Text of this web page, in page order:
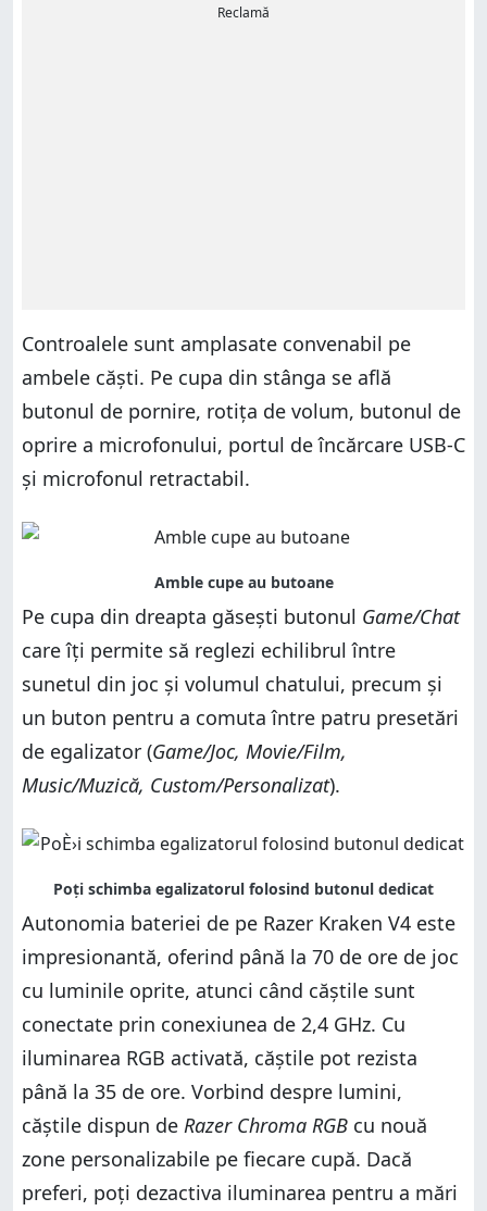
Reclamă
Controalele sunt amplasate convenabil pe
ambele căști. Pe cupa din stânga se află
butonul de pornire, rotița de volum, butonul de
oprire a microfonului, portul de încărcare USB-C
și microfonul retractabil.
Pe cupa din dreapta găsești butonul Game/Chat
care îți permite să reglezi echilibrul între
sunetul din joc și volumul chatului, precum și
un buton pentru a comuta între patru presetări
de egalizator (Game/Joc, Movie/Film,
Music/Muzică, Custom/Personalizat).
Autonomia bateriei de pe Razer Kraken V4 este
impresionantă, oferind până la 70 de ore de joc
cu luminile oprite, atunci când căștile sunt
conectate prin conexiunea de 2,4 GHz. Cu
iluminarea RGB activată, căștile pot rezista
până la 35 de ore. Vorbind despre lumini,
căștile dispun de Razer Chroma RGB cu nouă
zone personalizabile pe fiecare cupă. Dacă
preferi, poți dezactiva iluminarea pentru a mări